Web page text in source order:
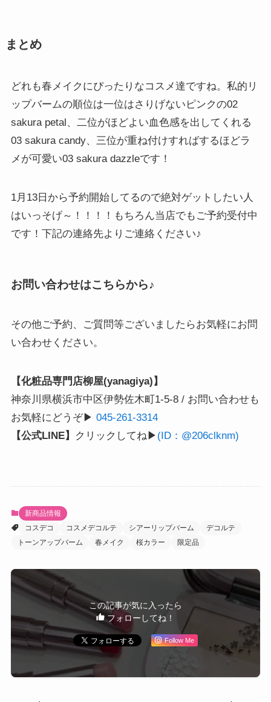
まとめ
どれも春メイクにぴったりなコスメ達ですね。私的リ
ップバームの順位は一位はさりげないピンクの02
sakura petal、二位がほどよい血色感を出してくれる
03 sakura candy、三位が重ね付けすればするほどラ
メが可愛い03 sakura dazzleです！
1月13日から予約開始してるので絶対ゲットしたい人
はいっそげ～！！！！もちろん当店でもご予約受付中
です！下記の連絡先よりご連絡ください♪
お問い合わせはこちらから♪
その他ご予約、ご質問等ございましたらお気軽にお問
い合わせください。
【化粧品専門店柳屋(yanagiya)】
神奈川県横浜市中区伊勢佐木町1-5-8 / お問い合わせも
お気軽にどうぞ▶ 045-261-3314
【公式LINE】
クリックしてね▶ (ID：@206clknm)
新商品情報
コスデコ
コスメデコルテ シアーリップバーム
デコルテ
トーンアップバーム
春メイク 桜カラー 限定品
この記事が気に入ったら
フォローしてね！
Follow Me